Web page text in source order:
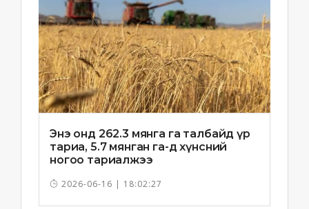
Энэ онд 262.3 мянга га талбайд үр
тариа, 5.7 мянган га-д хүнсний
ногоо тариалжээ
2026-06-16 | 18:02:27